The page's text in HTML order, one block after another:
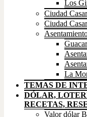
Los
Ciudad
Ciudad
La
TEMAS DE
DÓLAR,
RECETAS,
Valor dólar